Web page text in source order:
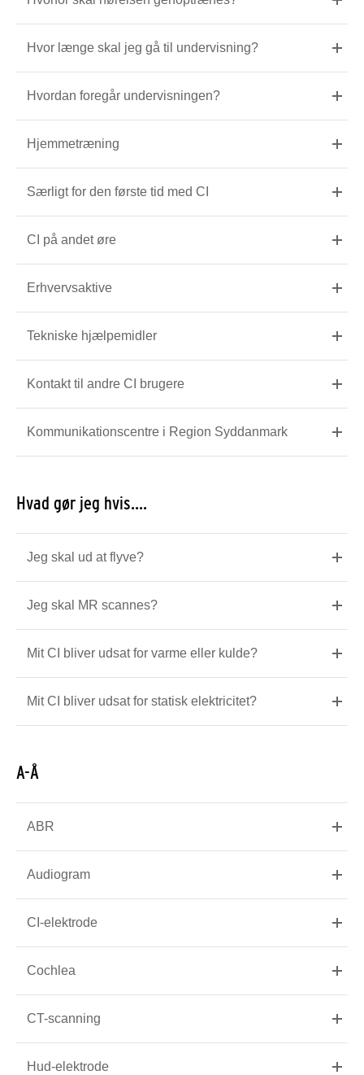
Hvor længe skal jeg gå til undervisning?
Hvordan foregår undervisningen?
Hjemmetræning
Særligt for den første tid med CI
CI på andet øre
Erhvervsaktive
Tekniske hjælpemidler
Kontakt til andre CI brugere
Kommunikationscentre i Region Syddanmark
Hvad gør jeg hvis....
Jeg skal ud at flyve?
Jeg skal MR scannes?
Mit CI bliver udsat for varme eller kulde?
Mit CI bliver udsat for statisk elektricitet?
A-Å
ABR
Audiogram
CI-elektrode
Cochlea
CT-scanning
Hud-elektrode